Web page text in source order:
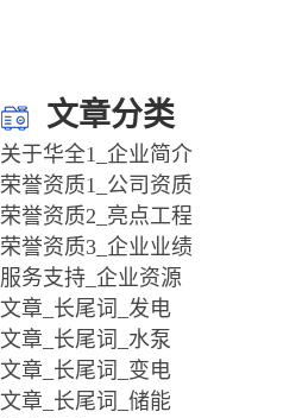
文章分类
关于华全1_企业简介
荣誉资质1_公司资质
荣誉资质2_亮点工程
荣誉资质3_企业业绩
服务支持_企业资源
文章_长尾词_发电
文章_长尾词_水泵
文章_长尾词_变电
文章_长尾词_储能